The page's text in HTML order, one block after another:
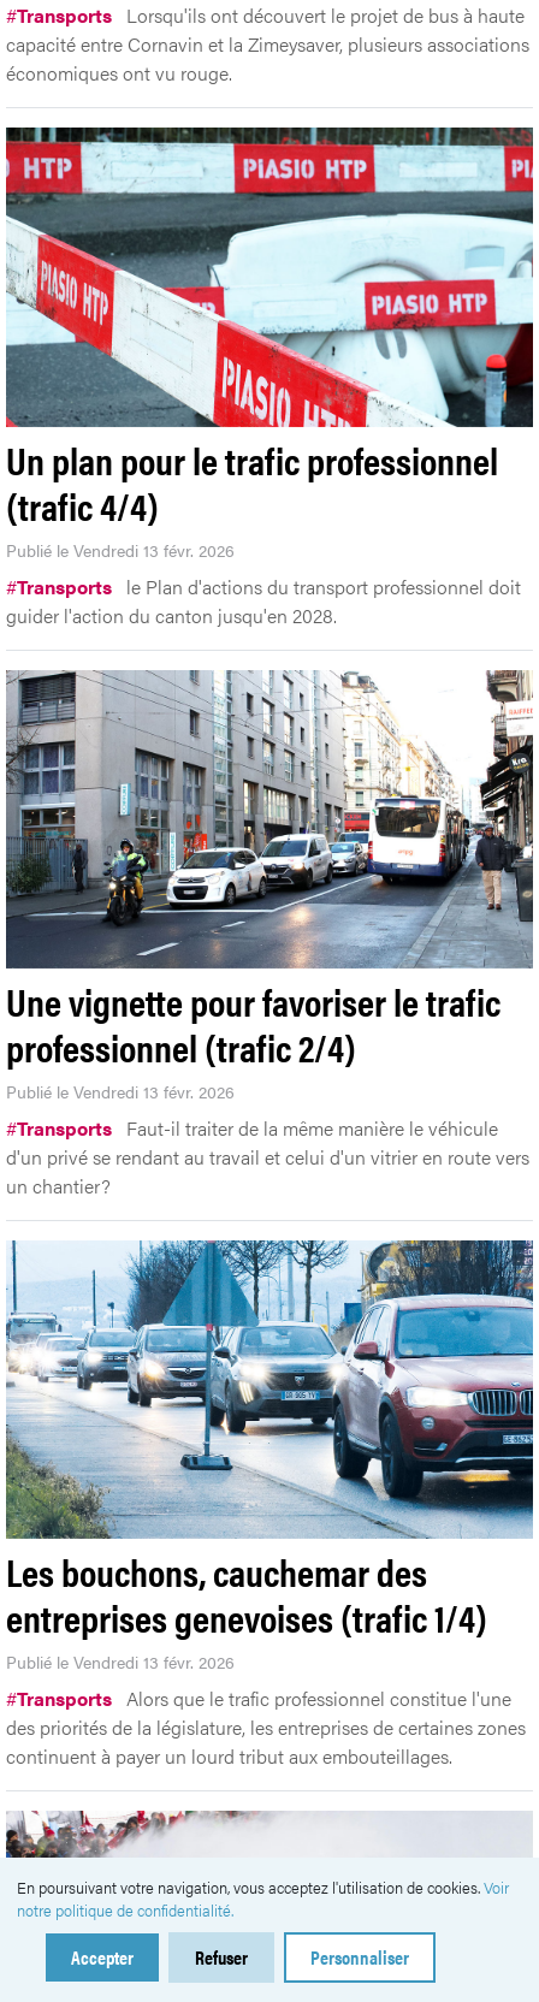
#Transports Lorsqu'ils ont découvert le projet de bus à haute
capacité entre Cornavin et la Zimeysaver, plusieurs associations
économiques ont vu rouge.
Un plan pour le trafic professionnel
(trafic 4/4)
Publié le Vendredi 13 févr. 2026
#Transports le Plan d'actions du transport professionnel doit
guider l'action du canton jusqu'en 2028.
Une vignette pour favoriser le trafic
professionnel (trafic 2/4)
Publié le Vendredi 13 févr. 2026
#Transports Faut-il traiter de la même manière le véhicule
d'un privé se rendant au travail et celui d'un vitrier en route vers
un chantier?
Les bouchons, cauchemar des
entreprises genevoises (trafic 1/4)
Publié le Vendredi 13 févr. 2026
#Transports Alors que le trafic professionnel constitue l'une
des priorités de la législature, les entreprises de certaines zones
continuent à payer un lourd tribut aux embouteillages.
En poursuivant votre navigation, vous acceptez l'utilisation de cookies.Voir
notre politique de confidentialité.
Accepter Refuser Personnaliser